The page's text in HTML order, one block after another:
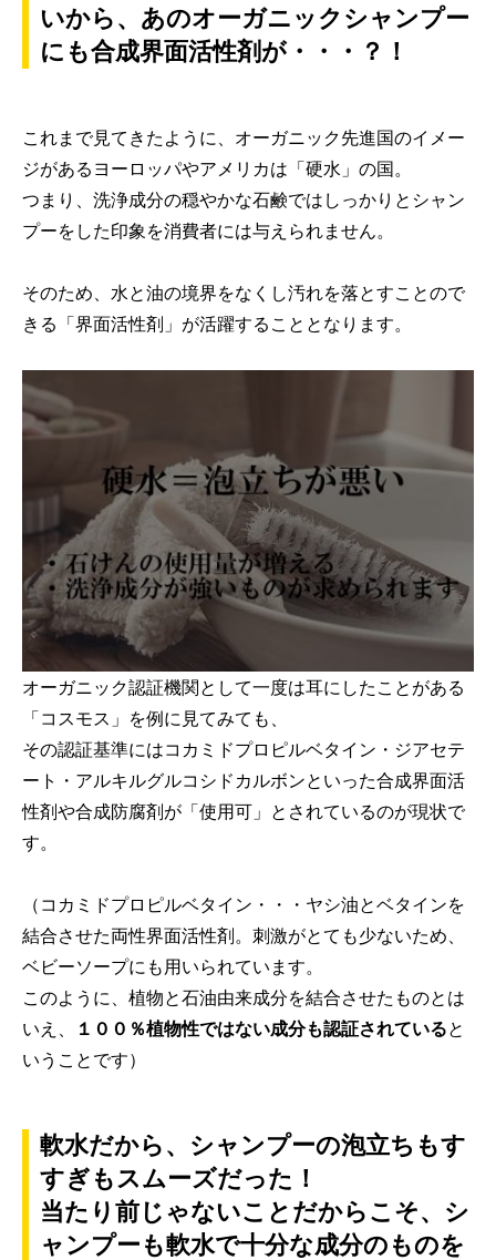
いから、あのオーガニックシャンプー
にも合成界面活性剤が・・・？！
これまで見てきたように、オーガニック先進国のイメー
ジがあるヨーロッパやアメリカは「硬水」の国。
つまり、洗浄成分の穏やかな石鹸ではしっかりとシャン
プーをした印象を消費者には与えられません。
そのため、水と油の境界をなくし汚れを落とすことので
きる「界面活性剤」が活躍することとなります。
オーガニック認証機関として一度は耳にしたことがある
「コスモス」を例に見てみても、
その認証基準にはコカミドプロピルベタイン・ジアセテ
ート・アルキルグルコシドカルボンといった合成界面活
性剤や合成防腐剤が「使用可」とされているのが現状で
す。
（コカミドプロピルベタイン・・・ヤシ油とベタインを
結合させた両性界面活性剤。刺激がとても少ないため、
ベビーソープにも用いられています。
このように、植物と石油由来成分を結合させたものとは
いえ、
１００％植物性ではない成分も認証されていると
いうことです）
軟水だから、シャンプーの泡立ちもす
すぎもスムーズだった！
当たり前じゃないことだからこそ、シ
ャンプーも軟水で十分な成分のものを